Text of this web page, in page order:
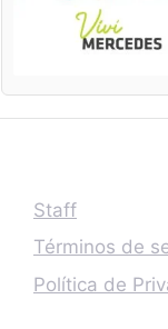
Staff
Términos de
Política de